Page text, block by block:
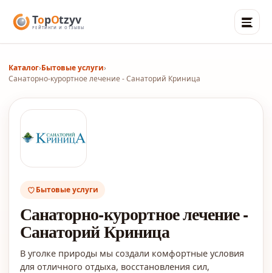
Каталог›Бытовые услуги›
Санаторно-курортное лечение - Санаторий Криница
Бытовые услуги
Санаторно-курортное лечение -
Санаторий Криница
В уголке природы мы создали комфортные условия
для отличного отдыха, восстановления сил,